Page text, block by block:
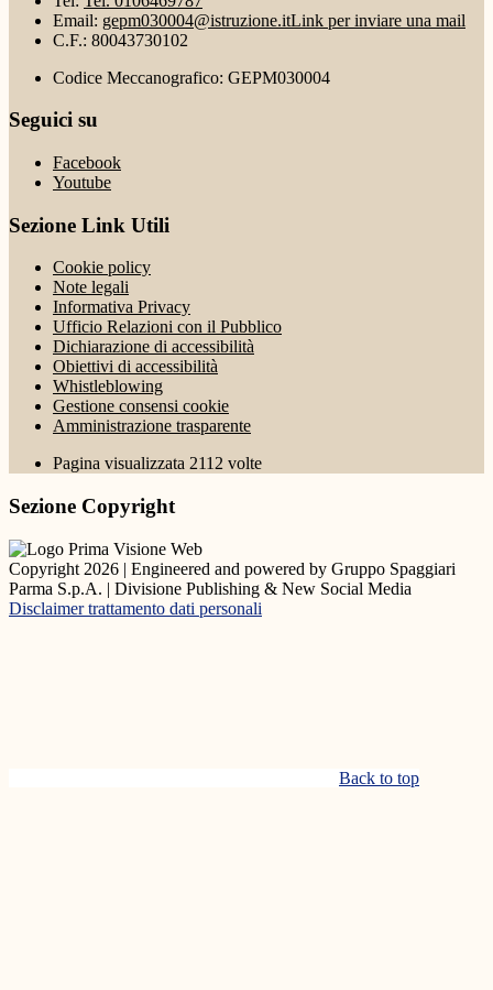
Email: gepm030004@istruzione.itLink per inviare una mail
C.F.: 80043730102
Codice Meccanografico: GEPM030004
Seguici su
Facebook
Youtube
Sezione Link Utili
Cookie policy
Note legali
Informativa Privacy
Ufficio Relazioni con il Pubblico
Dichiarazione di accessibilità
Obiettivi di accessibilità
Whistleblowing
Gestione consensi cookie
Amministrazione trasparente
Pagina visualizzata 2112 volte
Sezione Copyright
Copyright 2026 | Engineered and powered by Gruppo Spaggiari
Parma S.p.A. | Divisione Publishing & New Social Media
Disclaimer trattamento dati personali
Back to top